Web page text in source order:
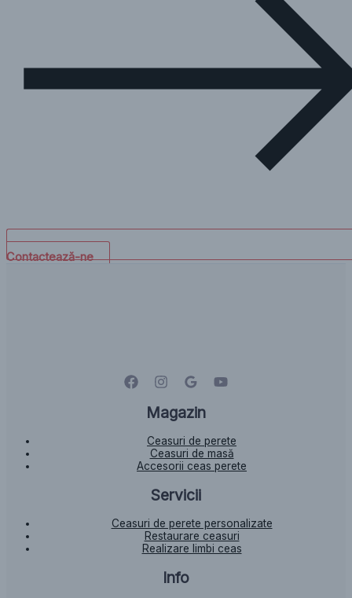
Contactează-ne
Magazin
Ceasuri de perete
Ceasuri de masă
Accesorii ceas perete
Servicii
Ceasuri de perete personalizate
Restaurare ceasuri
Realizare limbi ceas
Info